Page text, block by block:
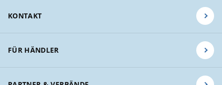
KONTAKT
FÜR HÄNDLER